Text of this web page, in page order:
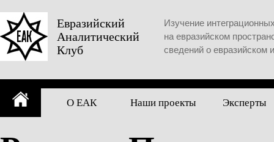
to
content
Евразийский
Аналитический
Клуб
Изучение
на евразийском
сведений о евразийском
О ЕАК Наши проекты Эксперты